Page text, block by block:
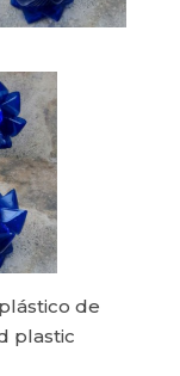
de
plastic